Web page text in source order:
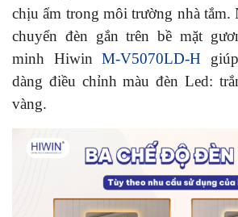
chịu ẩm trong môi trường nhà tắm.
chuyển đèn gắn trên bề mặt
minh HiwinM-V5070LD-H
dàng điều chỉnh màu đèn Led:
vàng.